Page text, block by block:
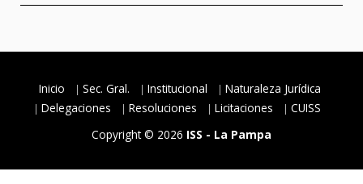
Inicio Sec. Gral. Institucional
Naturaleza Jurídica
Delegaciones
Resoluciones Licitaciones
CUISS
Copyright © 2026 ISS - La Pampa